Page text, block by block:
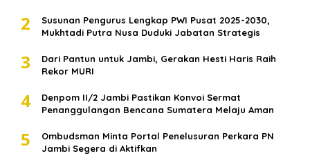
2
Susunan Pengurus Lengkap PWI Pusat 2025-2030,
Mukhtadi Putra Nusa Duduki Jabatan Strategis
3
Dari Pantun untuk Jambi, Gerakan Hesti Haris Raih
Rekor MURI
4
Denpom II/2 Jambi Pastikan Konvoi Sermat
Penanggulangan Bencana Sumatera Melaju Aman
5
Ombudsman Minta Portal Penelusuran Perkara PN
Jambi Segera di Aktifkan